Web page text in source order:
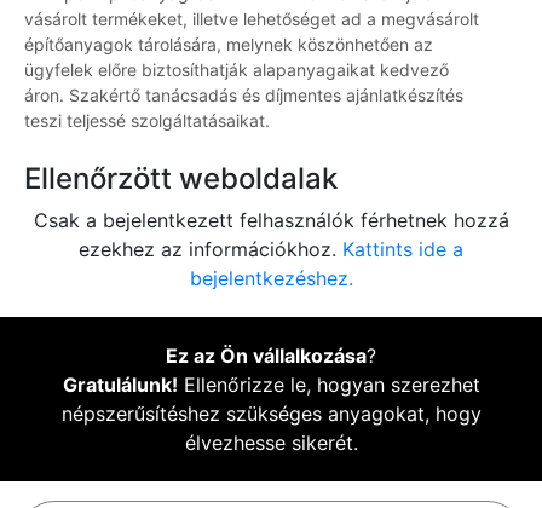
vásárolt termékeket, illetve lehetőséget ad a megvásárolt
építőanyagok tárolására, melynek köszönhetően az
ügyfelek előre biztosíthatják alapanyagaikat kedvező
áron. Szakértő tanácsadás és díjmentes ajánlatkészítés
teszi teljessé szolgáltatásaikat.
Ellenőrzött weboldalak
Csak a bejelentkezett felhasználók férhetnek hozzá
ezekhez az információkhoz. Kattints ide a
bejelentkezéshez.
Ez az Ön vállalkozása?
Gratulálunk! Ellenőrizze le, hogyan szerezhet
népszerűsítéshez szükséges anyagokat, hogy
élvezhesse sikerét.